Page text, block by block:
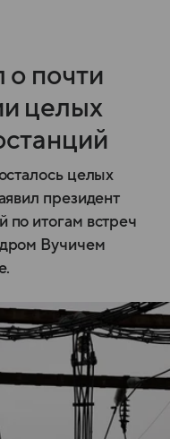
о почти
целых
целых
президент
итогам встреч
Вучичем